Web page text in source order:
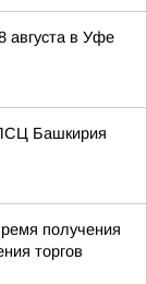
августа в Уфе
Башкирия
получения
торгов